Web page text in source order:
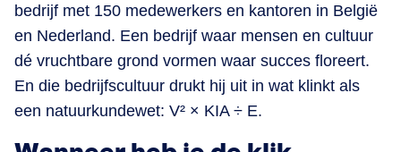
bedrijf met 150 medewerkers en kantoren in België
en Nederland. Een bedrijf waar mensen en cultuur
dé vruchtbare grond vormen waar succes floreert.
En die bedrijfscultuur drukt hij uit in wat klinkt als
een natuurkundewet: V² × KIA ÷ E.